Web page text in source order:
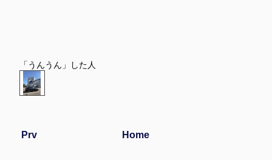
「うんうん」した人
Prv Home